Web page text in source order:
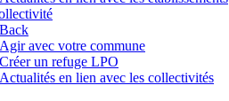
Back
Agir avec votre commune
Créer un refuge LPO
Actualités en lien avec les collectivités